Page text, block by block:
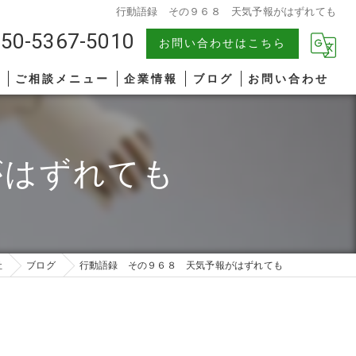
行動語録 その９６８ 天気予報がはずれても
5367-5010 お問い合わせはこちら
ご相談メニュー
AIコンサルティング
ファシリテーション
企業情報
著書一覧
ブログ お問い合わせ
ずれても
ブログ 行動語録 その９６８ 天気予報がはずれても